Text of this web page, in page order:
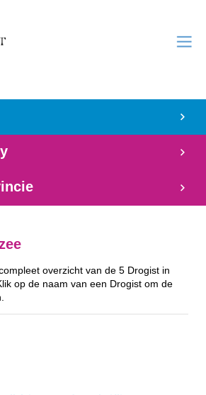
overzicht van de 5 Drogist in
op de naam van een Drogist om de